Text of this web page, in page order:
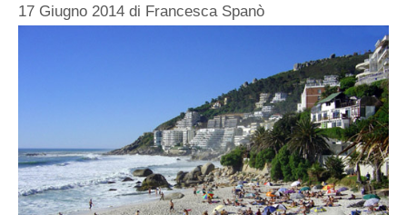
17 Giugno 2014 di Francesca Spanò